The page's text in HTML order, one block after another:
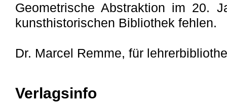
Geometrische Abstraktion im 20.
kunsthistorischen Bibliothek fehlen.
Dr. Marcel Remme, für
Verlagsinfo